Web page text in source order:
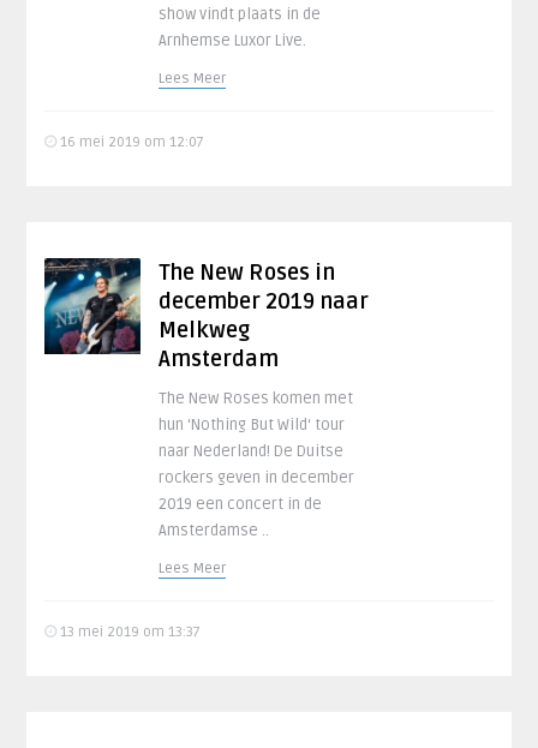
show vindt plaats in de
Arnhemse Luxor Live.
Lees Meer
16 mei 2019 om 12:07
The New Roses in
december 2019 naar
Melkweg
Amsterdam
The New Roses komen met
hun ‘Nothing But Wild‘ tour
naar Nederland! De Duitse
rockers geven in december
2019 een concert in de
Amsterdamse ..
Lees Meer
13 mei 2019 om 13:37